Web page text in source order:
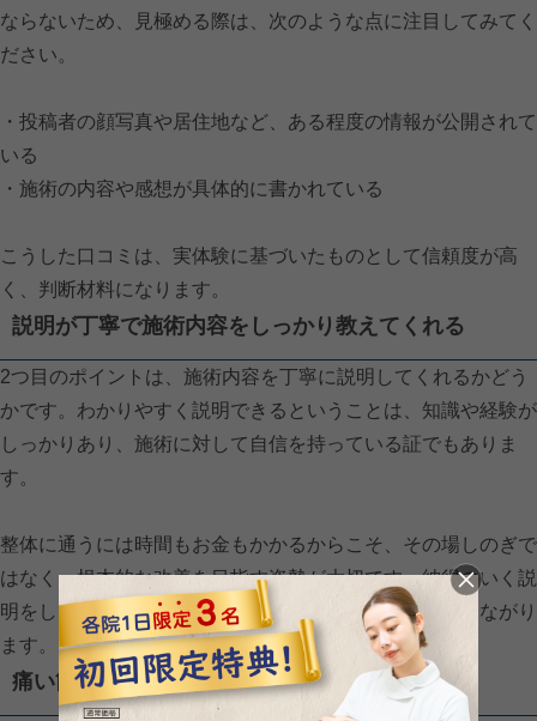
ならないため、見極める際は、次のような点に注目してみてく
ださい。
・投稿者の顔写真や居住地など、ある程度の情報が公開されて
いる
・施術の内容や感想が具体的に書かれている
こうした口コミは、実体験に基づいたものとして信頼度が高
く、判断材料になります。
説明が丁寧で施術内容をしっかり教えてくれる
2つ目のポイントは、施術内容を丁寧に説明してくれるかどう
かです。わかりやすく説明できるということは、知識や経験が
しっかりあり、施術に対して自信を持っている証でもありま
す。
整体に通うには時間もお金もかかるからこそ、その場しのぎで
はなく、根本的な改善を目指す姿勢が大切です。納得のいく説
明をしてくれる整体師を選ぶことが、効果的な施術につながり
ます。
痛い箇所を無理に押さず丁寧に対応してくれる